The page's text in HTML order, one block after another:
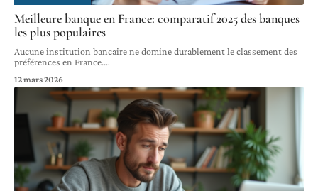
Meilleure banque en France: comparatif 2025 des banques
les plus populaires
Aucune institution bancaire ne domine durablement le classement des
préférences en France.…
12 mars 2026